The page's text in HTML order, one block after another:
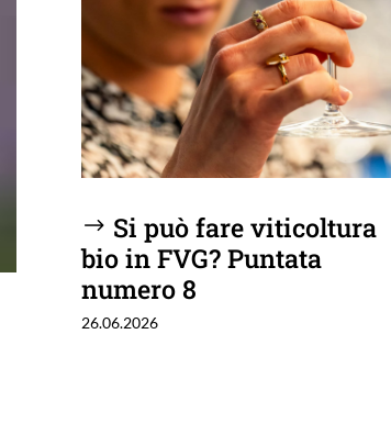
Si può fare viticoltura
bio in FVG? Puntata
numero 8
26.06.2026